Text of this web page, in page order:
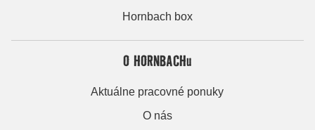
Hornbach box
O HORNBACHu
Aktuálne pracovné ponuky
O nás